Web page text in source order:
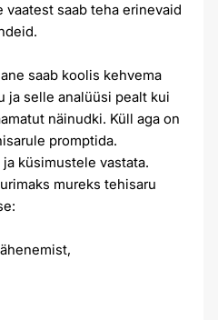
vaatest saab teha erinevaid
saab koolis kehvema
ja selle analüüsi pealt kui
näinudki. Küll aga on
promptida.
küsimustele vastata.
mureks tehisaru